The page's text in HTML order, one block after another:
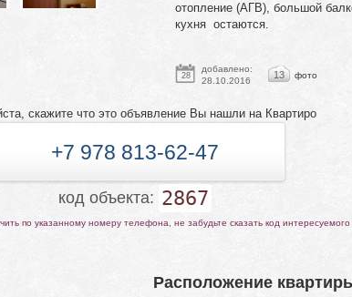
отопление (АГВ), большой
кухня остаются.
28
добавлено:
28.10.2016
13 фото
скажите что это объявление Вы нашли на Квартиро
+7 978 813-62-47
код объекта: 2867
по указанному номеру телефона, не забудьте сказать код
Расположение